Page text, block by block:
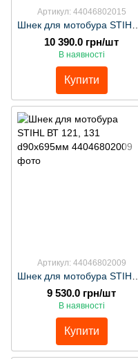
Артикул: 44046802015
10 390.0 грн/шт
В наявності
Купити
Артикул: 44046802009
9 530.0 грн/шт
В наявності
Купити